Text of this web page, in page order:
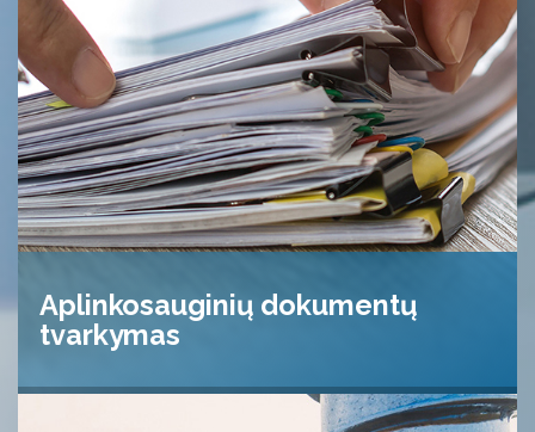
Aplinkosauginių dokumentų
tvarkymas